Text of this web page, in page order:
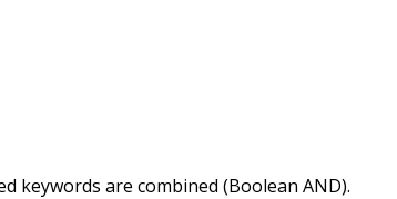
keywords are combined (Boolean AND).